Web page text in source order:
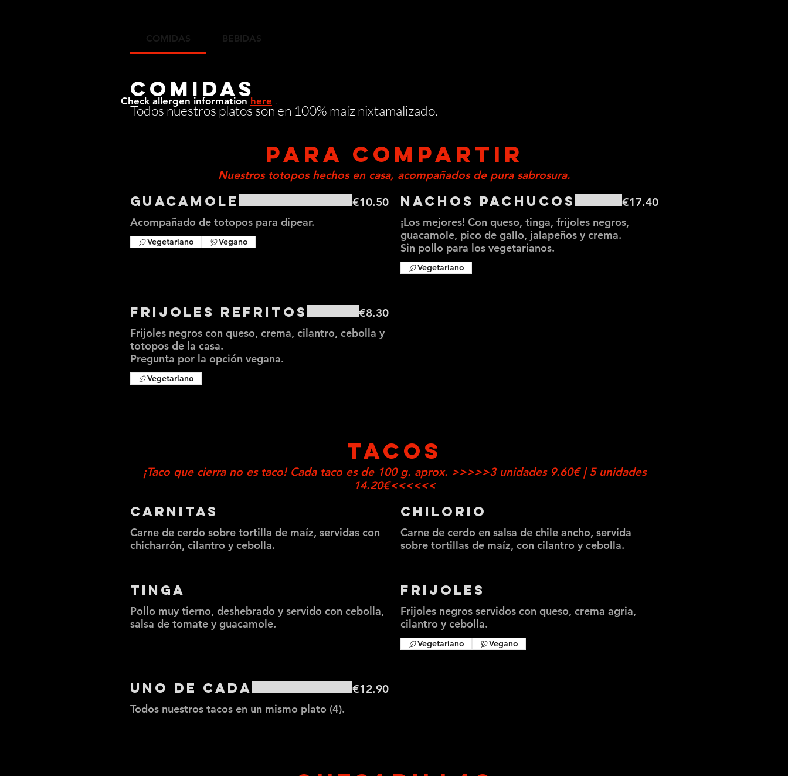
COMIDAS BEBIDAS
COMIDAS
Todos nuestros platos son en 100% maíz nixtamalizado.
PARA COMPARTIR
Nuestros totopos hechos en casa, acompañados de pura sabrosura.
Guacamole
Acompañado de totopos para dipear.
€10.50
Vegetariano Vegano
Nachos Pachucos
¡Los mejores! Con queso, tinga, frijoles negros,
guacamole, pico de gallo, jalapeños y crema.
Sin pollo para los vegetarianos.
€17.40
Vegetariano
Frijoles Refritos
Frijoles negros con queso, crema, cilantro, cebolla y
totopos de la casa.
Pregunta por la opción vegana.
€8.30
Vegetariano
TACOS
¡Taco que cierra no es taco! Cada taco es de 100 g. aprox. >>>>>3 unidades 9.60€ | 5 unidades
14.20€<<<<<<
Carnitas
Carne de cerdo sobre tortilla de maíz, servidas con
chicharrón, cilantro y cebolla.
Chilorio
Carne de cerdo en salsa de chile ancho, servida
sobre tortillas de maíz, con cilantro y cebolla.
Tinga
Pollo muy tierno, deshebrado y servido con cebolla,
salsa de tomate y guacamole.
Frijoles
Frijoles negros servidos con queso, crema agria,
cilantro y cebolla.
Vegetariano Vegano
Uno de cada €12.90
Check allergen information here .